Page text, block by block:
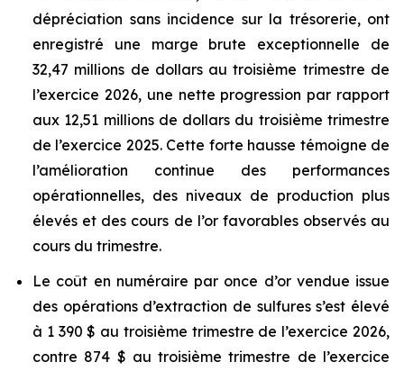
dépréciation sans incidence sur la trésorerie, ont
enregistré une marge brute exceptionnelle de
32,47 millions de dollars au troisième trimestre de
l’exercice 2026, une nette progression par rapport
aux 12,51 millions de dollars du troisième trimestre
de l’exercice 2025. Cette forte hausse témoigne de
l’amélioration continue des performances
opérationnelles, des niveaux de production plus
élevés et des cours de l’or favorables observés au
cours du trimestre.
Le coût en numéraire par once d’or vendue issue
des opérations d’extraction de sulfures s’est élevé
à 1 390 $ au troisième trimestre de l’exercice 2026,
contre 874 $ au troisième trimestre de l’exercice